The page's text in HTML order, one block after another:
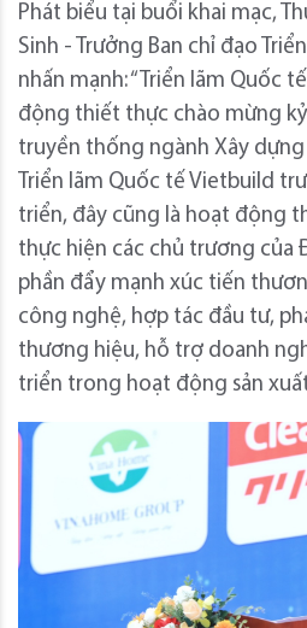
Phát biểu tại buổi khai mạc,
Sinh - Trưởng Ban chỉ đạo
nhấn mạnh: “Triển lãm Quốc
động thiết thực chào mừng
truyền thống ngành Xây
Triển lãm Quốc tế Vietbuild
triển, đây cũng là hoạt động
thực hiện các chủ trương của
phần đẩy mạnh xúc tiến
công nghệ, hợp tác đầu tư,
thương hiệu, hỗ trợ doanh
triển trong hoạt động sản